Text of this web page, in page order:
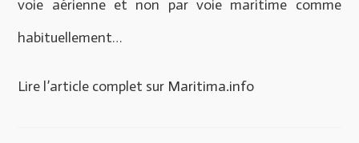
voie aérienne et non par voie maritime comme
habituellement…
Lire l’article complet sur Maritima.info